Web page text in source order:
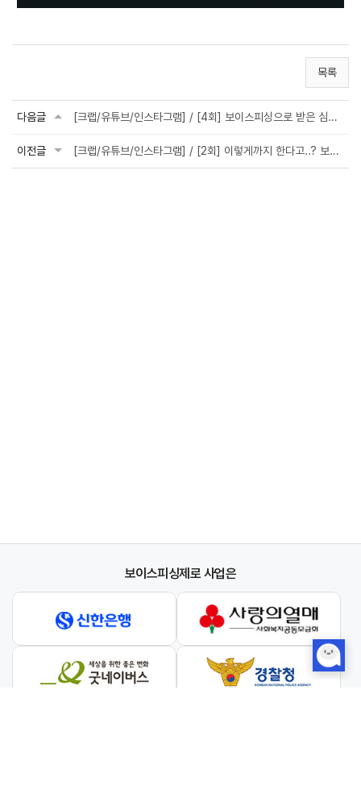
목록
다음글 [크랩/유튜브/인스타그램] / [4회] 보이스피싱으로 받은 심리 충격 어떻게 극복할까?
이전글 [크랩/유튜브/인스타그램] / [2회] 이렇게까지 한다고..? 보이스피싱 가짜 자료 열어...
보이스피싱제로 사업은